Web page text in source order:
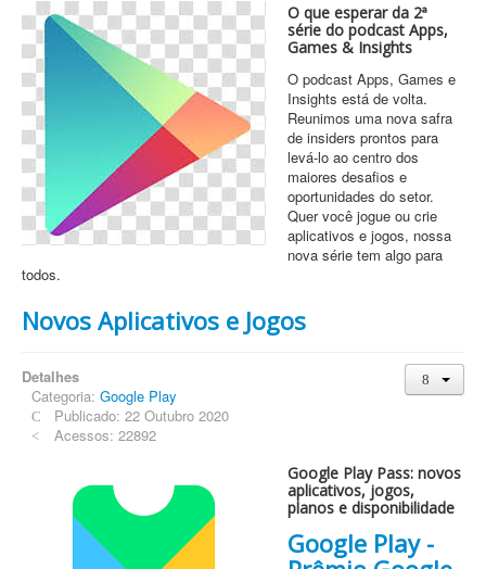
O que esperar da 2ª
série do podcast Apps,
Games & Insights
O podcast Apps, Games e
Insights está de volta.
Reunimos uma nova safra
de insiders prontos para
levá-lo ao centro dos
maiores desafios e
oportunidades do setor.
Quer você jogue ou crie
aplicativos e jogos, nossa
nova série tem algo para
todos.
Novos Aplicativos e Jogos
Detalhes
Categoria: Google Play
Publicado: 22 Outubro 2020
Acessos: 22892
Google Play Pass: novos
aplicativos, jogos,
planos e disponibilidade
Google Play -